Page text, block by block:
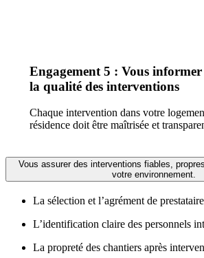
Engagement 5 : Vous
la qualité des interventions
Chaque intervention dans votre
résidence doit être maîtrisée et
Vous assurer des interventions fiables,
votre environnement.
La sélection et l’agrément de
L’identification claire des personnels
La propreté des chantiers après